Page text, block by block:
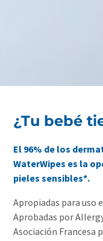
¿Tu bebé
El 96% de los
WaterWipes es la
pieles sensibles*.
Apropiadas para uso
Aprobadas por
Asociación Francesa